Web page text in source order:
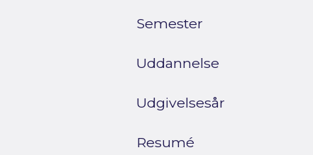
Semester
Uddannelse
Udgivelsesår
Resumé